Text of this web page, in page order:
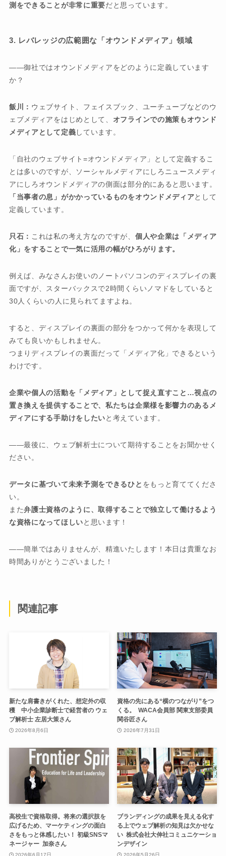
測をできることが非常に重要だと思っています。
3. レバレッジの広範囲な「オウンドメディア」領域
御社ではオウンドメディアをどのように定義しています
か？
飯川： ウェブサイト、フェイスブック、ユーチューブなどのウ
ェブメディアをはじめとして、 オフラインでの施策もオウンド
メディアとして定義しています。
「自社のウェブサイト=オウンドメディア」として定義するこ
とは多いのですが、ソーシャルメディアにしろニュースメディ
アにしろオウンドメディアの側面は部分的にあると思います。
「当事者の息」がかかっているものをオウンドメディアとして
定義しています。
只石： これは私の考え方なのですが、 個人や企業は「メディア
化」をすることで一気に活用の幅がひろがります。
例えば、みなさんお使いのノートパソコンのディスプレイの裏
面ですが、スターバックスで2時間くらいノマドをしていると
30人くらいの人に見られてますよね。
すると、ディスプレイの裏面の部分をつかって何かを表現して
みても良いかもしれません。
つまりディスプレイの裏面だって「メディア化」できるという
わけです。
企業や個人の活動を「メディア」として捉え直すこと…視点の
置き換えを提供することで、私たちは企業様を影響力のあるメ
ディアにする手助けをしたいと考えています。
最後に、ウェブ解析士について期待することをお聞かせく
ださい。
データに基づいて未来予測をできるひと をもっと育ててくださ
い。
また弁護士資格のように、取得することで独立して働けるよう
な資格になってほしいと思います！
簡単ではありませんが、精進いたします！本日は貴重なお
時間ありがとうございました！
関連記事
新たな肩書きがくれた、想定外の収
穫 中小企業診断士で経営者の ウェ
ブ解析士 左居大策さん
2026年8月6日
資格の先にある“横のつながり”をつ
くる。 WACA会員部 関東支部委員
関谷匠さん
2026年7月31日
高校生で資格取得。将来の選択肢を
広げるため、マーケティングの面白
さをもっと体感したい！ 初級SNSマ
ネージャー 加奈さん
2026年6月17日
ブランディングの成果を見える化す
る上でウェブ解析の知見は欠かせな
い 株式会社大伸社コミュニケーショ
ンデザイン
2026年5月26日